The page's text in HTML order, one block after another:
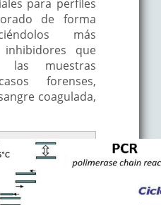
para perfiles
de forma
más
que
las muestras
forenses,
coagulada,